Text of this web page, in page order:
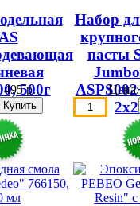
500г
495 р.
Набор
пасты